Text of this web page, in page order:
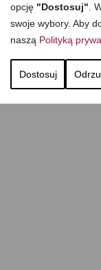
opcję "Dostosuj" .
swoje wybory. Aby
naszą Polityką
Dostosuj